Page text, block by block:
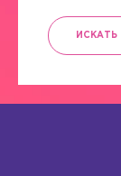
ИСКАТЬ